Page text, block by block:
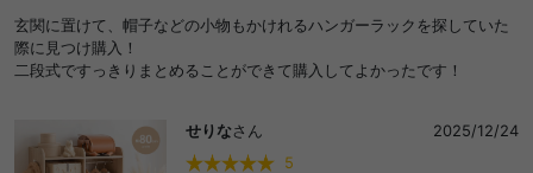
玄関に置けて、帽子などの小物もかけれるハンガーラックを探していた
際に見つけ購入！
二段式ですっきりまとめることができて購入してよかったです！
せりなさん
2025/12/24
5